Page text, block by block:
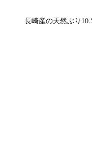
長崎産の天然ぶり